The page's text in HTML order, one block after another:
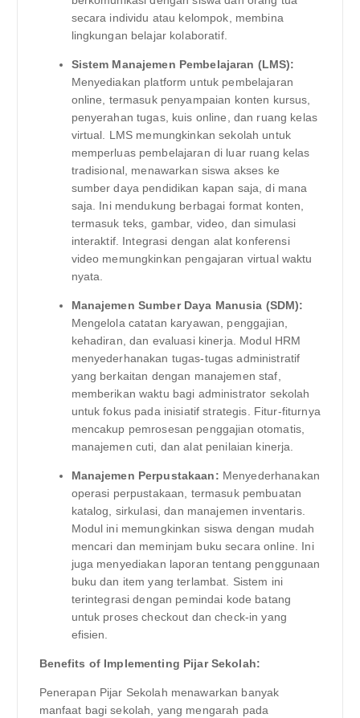
secara individu atau kelompok, membina
lingkungan belajar kolaboratif.
Sistem Manajemen Pembelajaran (LMS):
Menyediakan platform untuk pembelajaran
online, termasuk penyampaian konten kursus,
penyerahan tugas, kuis online, dan ruang kelas
virtual. LMS memungkinkan sekolah untuk
memperluas pembelajaran di luar ruang kelas
tradisional, menawarkan siswa akses ke
sumber daya pendidikan kapan saja, di mana
saja. Ini mendukung berbagai format konten,
termasuk teks, gambar, video, dan simulasi
interaktif. Integrasi dengan alat konferensi
video memungkinkan pengajaran virtual waktu
nyata.
Manajemen Sumber Daya Manusia (SDM):
Mengelola catatan karyawan, penggajian,
kehadiran, dan evaluasi kinerja. Modul HRM
menyederhanakan tugas-tugas administratif
yang berkaitan dengan manajemen staf,
memberikan waktu bagi administrator sekolah
untuk fokus pada inisiatif strategis. Fitur-fiturnya
mencakup pemrosesan penggajian otomatis,
manajemen cuti, dan alat penilaian kinerja.
Manajemen Perpustakaan: Menyederhanakan
operasi perpustakaan, termasuk pembuatan
katalog, sirkulasi, dan manajemen inventaris.
Modul ini memungkinkan siswa dengan mudah
mencari dan meminjam buku secara online. Ini
juga menyediakan laporan tentang penggunaan
buku dan item yang terlambat. Sistem ini
terintegrasi dengan pemindai kode batang
untuk proses checkout dan check-in yang
efisien.
Benefits of Implementing Pijar Sekolah:
Penerapan Pijar Sekolah menawarkan banyak
manfaat bagi sekolah, yang mengarah pada